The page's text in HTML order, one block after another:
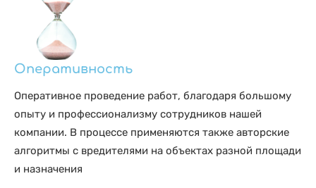
Оперативность
Оперативное проведение работ, благодаря большому
опыту и профессионализму сотрудников нашей
компании. В процессе применяются также авторские
алгоритмы с вредителями на объектах разной площади
и назначения